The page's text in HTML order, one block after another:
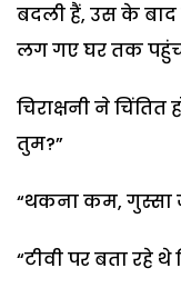
बदली हैं, उस के
लग गए घर तक
चिराक्षनी ने
तुम?”
“थकना कम, गुस्सा
“टीवी पर बता रहे